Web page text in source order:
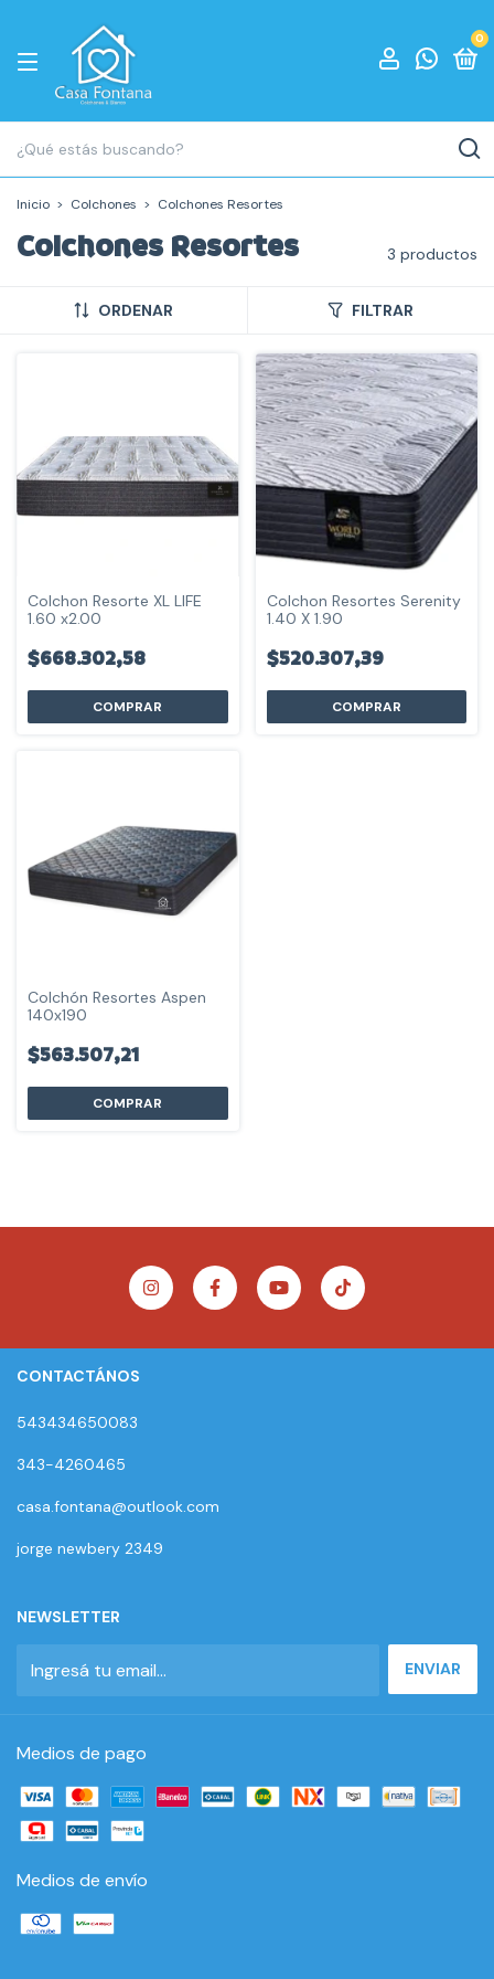
0
Inicio > Colchones > Colchones Resortes
Colchones Resortes 3 productos
ORDENAR FILTRAR
Colchon Resorte XL LIFE
1.60 x2.00
$668.302,58
COMPRAR
Colchon Resortes Serenity
1.40 X 1.90
$520.307,39
COMPRAR
Colchón Resortes Aspen
140x190
$563.507,21
COMPRAR
CONTACTÁNOS
543434650083
343-4260465
casa.fontana@outlook.com
jorge newbery 2349
NEWSLETTER
Medios de pago
Medios de envío